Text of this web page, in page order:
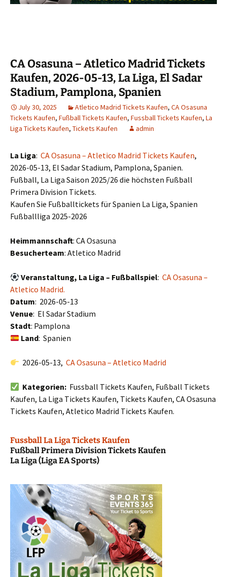
CA Osasuna – Atletico Madrid Tickets
Kaufen, 2026-05-13, La Liga, El Sadar
Stadium, Pamplona, Spanien
July 30, 2025 Atletico Madrid Tickets Kaufen, CA Osasuna
Tickets Kaufen, Fußball Tickets Kaufen, Fussball Tickets Kaufen, La
Liga Tickets Kaufen, Tickets Kaufen admin
La Liga: CA Osasuna – Atletico Madrid Tickets Kaufen,
2026-05-13, El Sadar Stadium, Pamplona, Spanien.
Fußball, La Liga Saison 2025/26 die höchsten Fußball
Primera Division Tickets.
Kaufen Sie Fußballtickets für Spanien La Liga, Spanien
Fußballliga 2025-2026
Heimmannschaft: CA Osasuna
Besucherteam: Atletico Madrid
Veranstaltung, La Liga – Fußballspiel:CA Osasuna –
Atletico Madrid.
Datum: 2026-05-13
Venue: El Sadar Stadium
Stadt: Pamplona
Land: Spanien
2026-05-13,CA Osasuna – Atletico Madrid
Kategorien: Fussball Tickets Kaufen, Fußball Tickets
Kaufen, La Liga Tickets Kaufen, Tickets Kaufen, CA Osasuna
Tickets Kaufen, Atletico Madrid Tickets Kaufen.
Fussball La Liga Tickets Kaufen
Fußball Primera Division Tickets Kaufen
La Liga (Liga EA Sports)